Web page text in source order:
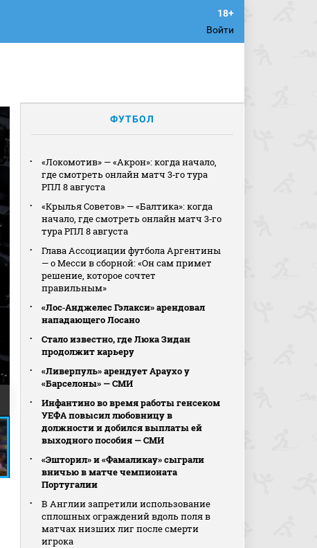
Войти
ФУТБОЛ
«Локомотив» — «Акрон»: когда начало,
где смотреть онлайн матч 3‑го тура
РПЛ 8 августа
«Крылья Советов» — «Балтика»: когда
начало, где смотреть онлайн матч 3‑го
тура РПЛ 8 августа
Глава Ассоциации футбола Аргентины
— о Месси в сборной: «Он сам примет
решение, которое сочтет
правильным»
«Лос‑Анджелес Гэлакси» арендовал
нападающего Лосано
Стало известно, где Люка Зидан
продолжит карьеру
«Ливерпуль» арендует Араухо у
«Барселоны» — СМИ
Инфантино во время работы генсеком
УЕФА повысил любовницу в
должности и добился выплаты ей
выходного пособия — СМИ
«Эшторил» и «Фамаликау» сыграли
вничью в матче чемпионата
Португалии
В Англии запретили использование
сплошных ограждений вдоль поля в
матчах низших лиг после смерти
игрока